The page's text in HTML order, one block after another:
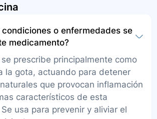
condiciones o enfermedades se
medicamento?
prescribe principalmente como
la gota, actuando para detener
que provocan inflamación
característicos de esta
usa para prevenir y aliviar el